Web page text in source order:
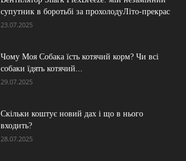
супутник в боротьбі за прохолодуЛіто-прекрас
23.07.2025
Чому Моя Собака їсть котячий корм? Чи всі
собаки їдять котячий...
29.07.2025
Скільки коштує новий дах і що в нього
входить?
28.07.2025